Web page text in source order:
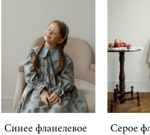
Синее фланелевое
Серое